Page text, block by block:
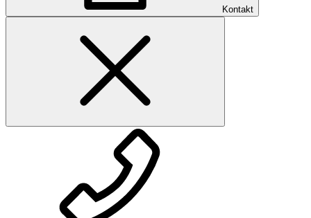
Kontakt